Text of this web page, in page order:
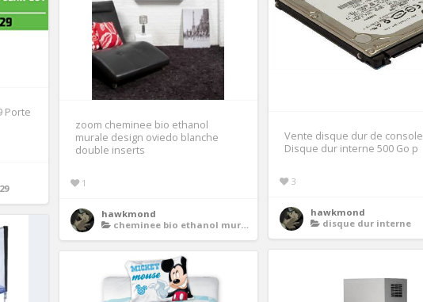
Porte
zoom cheminee bio ethanol
murale design oviedo blanche
double inserts
1
hawkmond
cheminee bio ethanol murale
Vente disque dur de console
Disque dur interne 500 Go p
3
hawkmond
disque dur interne